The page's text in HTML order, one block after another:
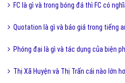
FC là gì và trong bóng đá thì FC có
Quotation là gì và báo giá trong tiếng
Phóng đại là gì và tác dụng của biện
Thị Xã Huyện và Thị Trấn cái nào lớn